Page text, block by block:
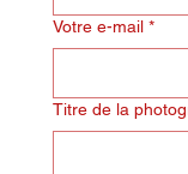
Votre e-mail *
Titre de la